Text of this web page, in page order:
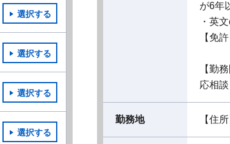
が6年
・英
【免
【勤
応相談
勤務地 【住
選択する
選択する
選択する
選択する